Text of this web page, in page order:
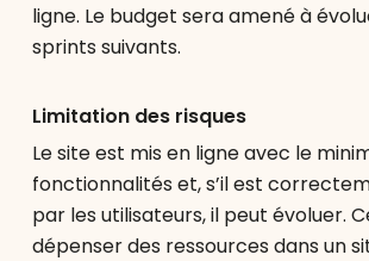
ligne. Le budget sera amené à
sprints suivants.
Limitation des risques
Le site est mis en ligne avec le
fonctionnalités et, s’il est
par les utilisateurs, il peut évoluer.
dépenser des ressources dans un